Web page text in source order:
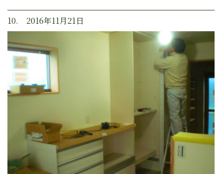
10. 2016年11月21日